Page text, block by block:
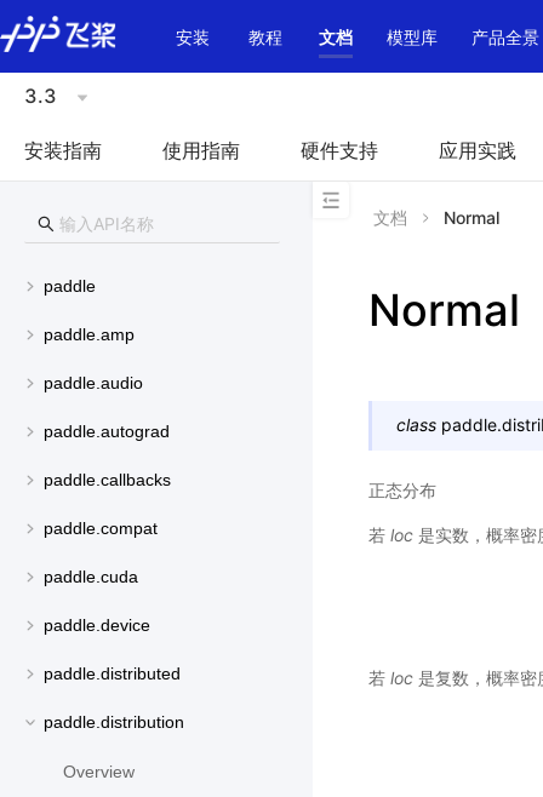
\u200E
安装
教程 文档 模型库 产品全景
3.3
安装指南 使用指南 硬件支持 应用实践
paddle
paddle.amp
paddle.audio
paddle.autograd
paddle.callbacks
paddle.compat
paddle.cuda
paddle.device
paddle.distributed
paddle.distribution
Overview
文档 Normal
Normal
class
正态分布
若 loc 是实数，概率密
若 loc 是复数，概率密